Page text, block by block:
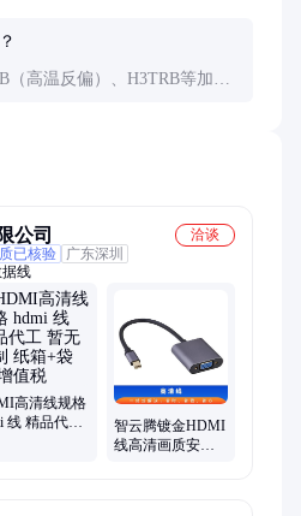
（高温反偏）、H3TRB等加速
公司
洽谈
已核验
广东深圳
线
高清线规格
线 精品代工
智云腾镀金HDMI
线高清画质安全